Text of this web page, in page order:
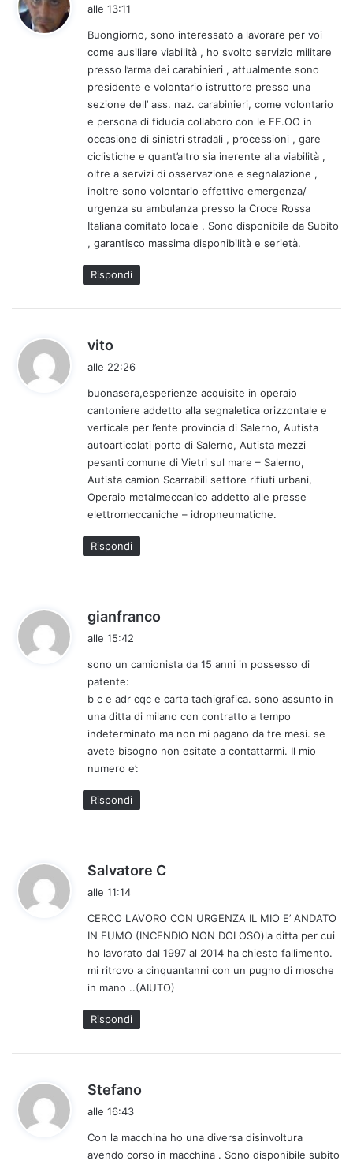
e
t
o
:
alle 13:11
Buongiorno, sono interessato a lavorare per voi
come ausiliare viabilità , ho svolto servizio militare
presso l’arma dei carabinieri , attualmente sono
presidente e volontario istruttore presso una
sezione dell’ ass. naz. carabinieri, come volontario
e persona di fiducia collaboro con le FF.OO in
occasione di sinistri stradali , processioni , gare
ciclistiche e quant’altro sia inerente alla viabilità ,
oltre a servizi di osservazione e segnalazione ,
inoltre sono volontario effettivo emergenza/
urgenza su ambulanza presso la Croce Rossa
Italiana comitato locale . Sono disponibile da Subito
, garantisco massima disponibilità e serietà.
Rispondi
vito
e
t
t
o
:
alle 22:26
buonasera,esperienze acquisite in operaio
cantoniere addetto alla segnaletica orizzontale e
verticale per l’ente provincia di Salerno, Autista
autoarticolati porto di Salerno, Autista mezzi
pesanti comune di Vietri sul mare – Salerno,
Autista camion Scarrabili settore rifiuti urbani,
Operaio metalmeccanico addetto alle presse
elettromeccaniche – idropneumatiche.
Rispondi
gianfranco
e
t
o
:
alle 15:42
sono un camionista da 15 anni in possesso di
patente:
b c e adr cqc e carta tachigrafica. sono assunto in
una ditta di milano con contratto a tempo
indeterminato ma non mi pagano da tre mesi. se
avete bisogno non esitate a contattarmi. Il mio
numero e’:
Rispondi
Salvatore C
e
t
t
o
:
alle 11:14
CERCO LAVORO CON URGENZA IL MIO E’ ANDATO
IN FUMO (INCENDIO NON DOLOSO)la ditta per cui
ho lavorato dal 1997 al 2014 ha chiesto fallimento.
mi ritrovo a cinquantanni con un pugno di mosche
in mano ..(AIUTO)
Rispondi
Stefano
e
t
alle 16:43
Con la macchina ho una diversa disinvoltura
avendo corso in macchina . Sono disponibile subito